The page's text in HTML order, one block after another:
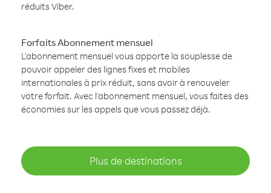
réduits Viber.
Forfaits Abonnement mensuel
L'abonnement mensuel vous apporte la souplesse de
pouvoir appeler des lignes fixes et mobiles
internationales à prix réduit, sans avoir à renouveler
votre forfait. Avec l'abonnement mensuel, vous faites des
économies sur les appels que vous passez déjà.
Plus de destinations